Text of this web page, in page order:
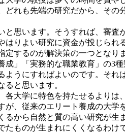
れも先端の研究だから、そ
思います。そうすれば、審査
りよい研究に資金が投じられ
するのが解決策の一つとなり
」「実務的な職業教育」の3
うにすればよいのです。そ
と思います。
大学に特色を持たせるよりは
、従来のエリート養成の大
から自然と質の高い研究が生
ものが生まれにくくなるわけで